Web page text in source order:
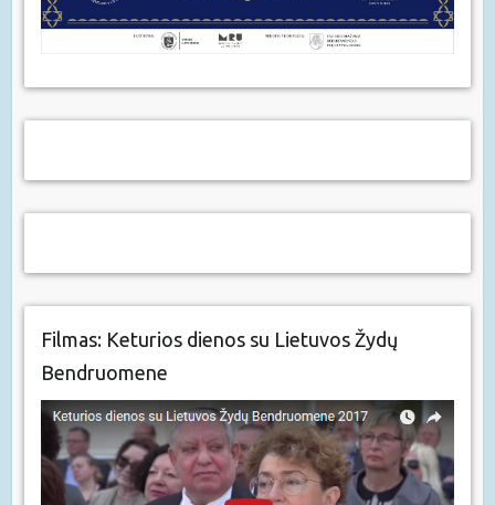
Filmas: Keturios dienos su Lietuvos Žydų
Bendruomene